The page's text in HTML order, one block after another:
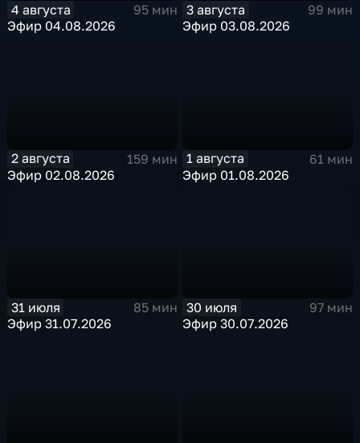
4 августа
95 мин
Эфир 04.08.2026
3 августа
99 мин
Эфир 03.08.2026
2 августа
159 мин
Эфир 02.08.2026
1 августа
61 мин
Эфир 01.08.2026
31 июля
85 мин
Эфир 31.07.2026
30 июля
97 мин
Эфир 30.07.2026